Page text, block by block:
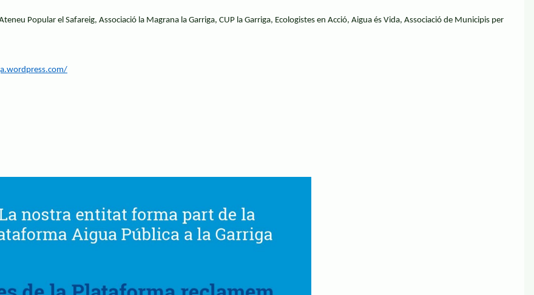
Popular el Safareig, Associació la Magrana la Garriga, CUP la Garriga, Ecologistes en Acció, Aigua és Vida, Associació de Municipis per